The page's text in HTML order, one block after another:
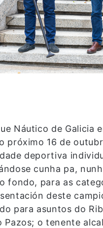
Náutico de Galicia
próximo 16 de
deportiva
cunha pa,
fondo, para as
deste
para asuntos do
Pazos; o tenente